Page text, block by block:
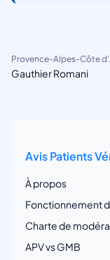
Provence-Alpes-Côte
Gauthier Romani
Avis Patients
À propos
Fonctionnement
Charte de
APV vs GMB